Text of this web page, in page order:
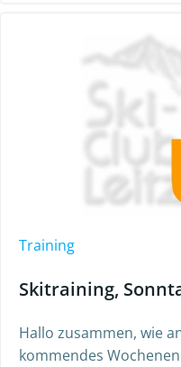
Training
Skitraining,
Hallo zusammen, wie
kommendes